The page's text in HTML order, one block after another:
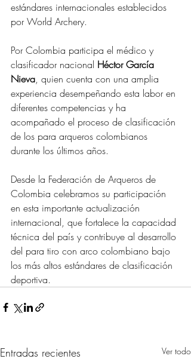
estándares internacionales establecidos
por World Archery.
Por Colombia participa el médico y
clasificador nacional Héctor García
Nieva, quien cuenta con una amplia
experiencia desempeñando esta labor en
diferentes competencias y ha
acompañado el proceso de clasificación
de los para arqueros colombianos
durante los últimos años.
Desde la Federación de Arqueros de
Colombia celebramos su participación
en esta importante actualización
internacional, que fortalece la capacidad
técnica del país y contribuye al desarrollo
del para tiro con arco colombiano bajo
los más altos estándares de clasificación
deportiva.
Entradas recientes Ver todo